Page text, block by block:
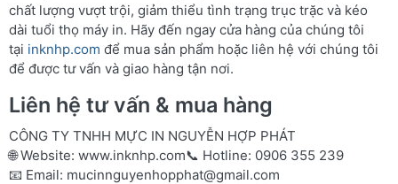
chất lượng vượt trội, giảm thiểu tình trạng trục trặc và kéo
dài tuổi thọ máy in. Hãy đến ngay cửa hàng của chúng tôi
tại inknhp.com để mua sản phẩm hoặc liên hệ với chúng tôi
để được tư vấn và giao hàng tận nơi.
Liên hệ tư vấn & mua hàng
CÔNG TY TNHH MỰC IN NGUYỄN HỢP PHÁT
🌐 Website: www.inknhp.com📞 Hotline: 0906 355 239
📧 Email: mucinnguyenhopphat@gmail.com